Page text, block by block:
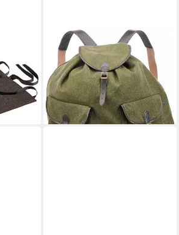
bei dir
PARFORCE
Freizeitrucksack Rucksack
Loden
119,99 € UVP159,99 €
-25%
lieferbar - in 2-3 Werktagen bei dir